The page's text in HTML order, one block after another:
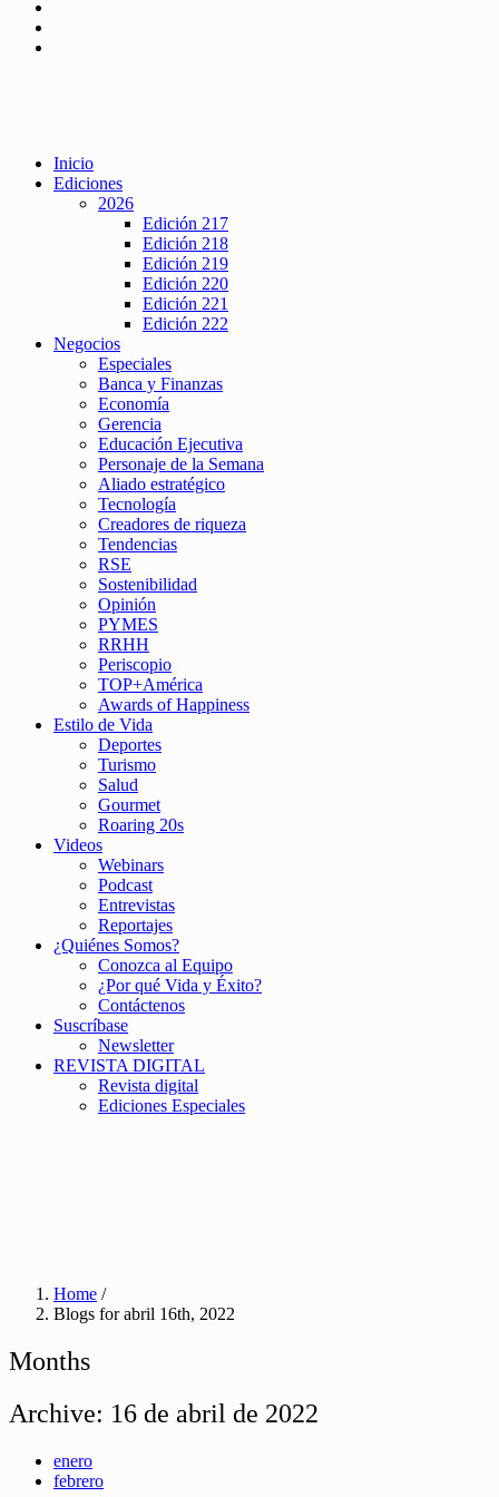
Inicio
Ediciones
2026
Edición 217
Edición 218
Edición 219
Edición 220
Edición 221
Edición 222
Negocios
Especiales
Banca y Finanzas
Economía
Gerencia
Educación Ejecutiva
Personaje de la Semana
Aliado estratégico
Tecnología
Creadores de riqueza
Tendencias
RSE
Sostenibilidad
Opinión
PYMES
RRHH
Periscopio
TOP+América
Awards of Happiness
Estilo de Vida
Deportes
Turismo
Salud
Gourmet
Roaring 20s
Videos
Webinars
Podcast
Entrevistas
Reportajes
¿Quiénes Somos?
Conozca al Equipo
¿Por qué Vida y Éxito?
Contáctenos
Suscríbase
Newsletter
REVISTA DIGITAL
Revista digital
Ediciones Especiales
Home /
Blogs for abril 16th, 2022
Months
Archive: 16 de abril de 2022
enero
febrero